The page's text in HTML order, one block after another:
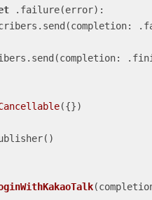
.failure(error):
({})
(